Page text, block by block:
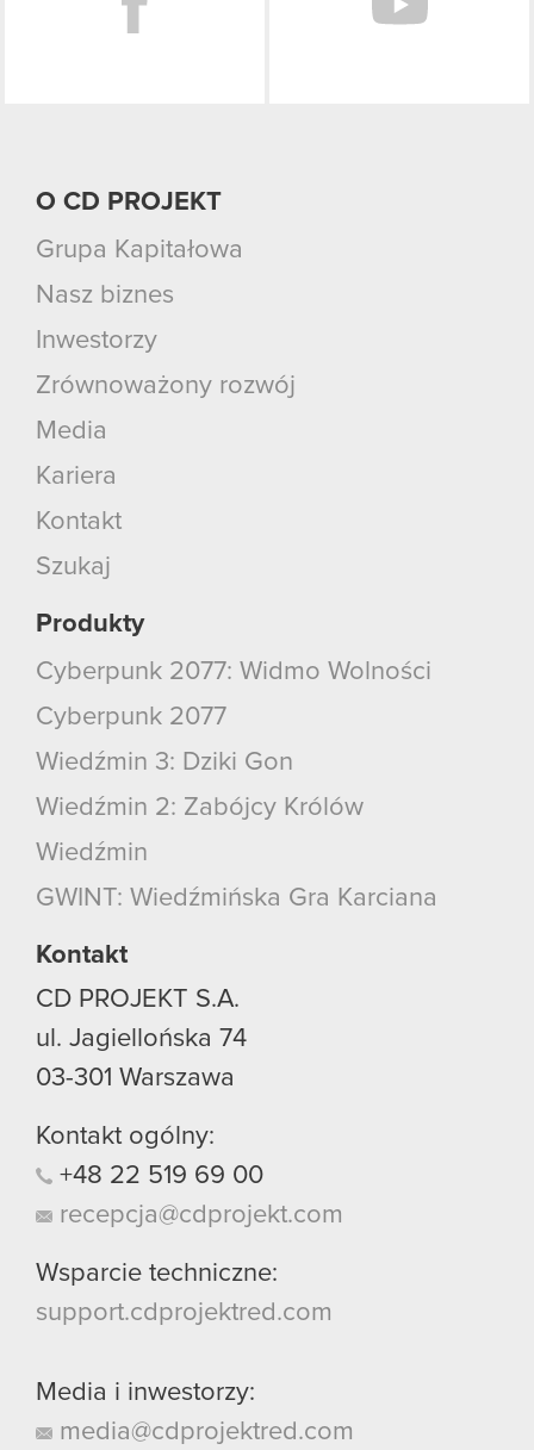
O CD PROJEKT
Grupa Kapitałowa
Nasz biznes
Inwestorzy
Zrównoważony rozwój
Media
Kariera
Kontakt
Szukaj
Produkty
Cyberpunk 2077: Widmo Wolności
Cyberpunk 2077
Wiedźmin 3: Dziki Gon
Wiedźmin 2: Zabójcy Królów
Wiedźmin
GWINT: Wiedźmińska Gra Karciana
Kontakt
CD PROJEKT S.A.
ul. Jagiellońska 74
03-301 Warszawa
Kontakt ogólny:
+48 22 519 69 00
recepcja@cdprojekt.com
Wsparcie techniczne:
support.cdprojektred.com
Media i inwestorzy:
media@cdprojektred.com